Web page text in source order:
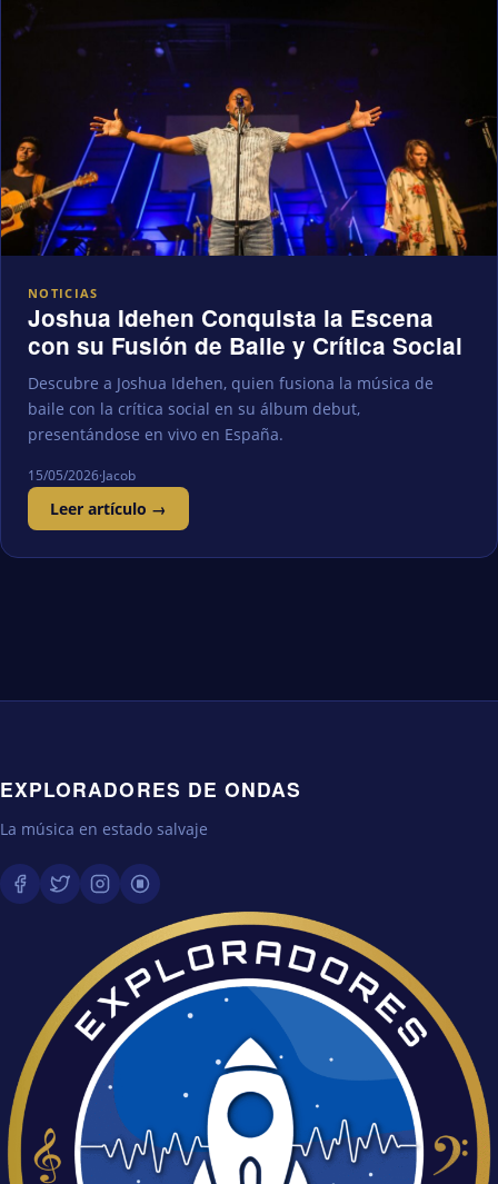
NOTICIAS
Joshua Idehen Conquista la Escena
con su Fusión de Baile y Crítica Social
Descubre a Joshua Idehen, quien fusiona la música de
baile con la crítica social en su álbum debut,
presentándose en vivo en España.
15/05/2026·Jacob
Leer artículo →
EXPLORADORES DE ONDAS
La música en estado salvaje